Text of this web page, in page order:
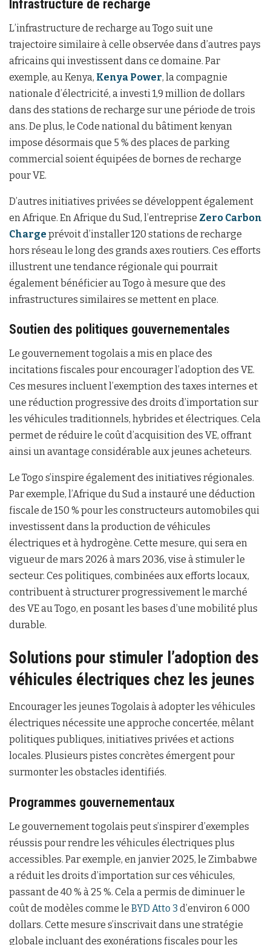
Infrastructure de recharge
L’infrastructure de recharge au Togo suit une
trajectoire similaire à celle observée dans d’autres pays
africains qui investissent dans ce domaine. Par
exemple, au Kenya, Kenya Power, la compagnie
nationale d’électricité, a investi 1,9 million de dollars
dans des stations de recharge sur une période de trois
ans. De plus, le Code national du bâtiment kenyan
impose désormais que 5 % des places de parking
commercial soient équipées de bornes de recharge
pour VE.
D’autres initiatives privées se développent également
en Afrique. En Afrique du Sud, l’entreprise Zero Carbon
Charge prévoit d’installer 120 stations de recharge
hors réseau le long des grands axes routiers. Ces efforts
illustrent une tendance régionale qui pourrait
également bénéficier au Togo à mesure que des
infrastructures similaires se mettent en place.
Soutien des politiques gouvernementales
Le gouvernement togolais a mis en place des
incitations fiscales pour encourager l’adoption des VE.
Ces mesures incluent l’exemption des taxes internes et
une réduction progressive des droits d’importation sur
les véhicules traditionnels, hybrides et électriques. Cela
permet de réduire le coût d’acquisition des VE, offrant
ainsi un avantage considérable aux jeunes acheteurs.
Le Togo s’inspire également des initiatives régionales.
Par exemple, l’Afrique du Sud a instauré une déduction
fiscale de 150 % pour les constructeurs automobiles qui
investissent dans la production de véhicules
électriques et à hydrogène. Cette mesure, qui sera en
vigueur de mars 2026 à mars 2036, vise à stimuler le
secteur. Ces politiques, combinées aux efforts locaux,
contribuent à structurer progressivement le marché
des VE au Togo, en posant les bases d’une mobilité plus
durable.
Solutions pour stimuler l’adoption des
véhicules électriques chez les jeunes
Encourager les jeunes Togolais à adopter les véhicules
électriques nécessite une approche concertée, mêlant
politiques publiques, initiatives privées et actions
locales. Plusieurs pistes concrètes émergent pour
surmonter les obstacles identifiés.
Programmes gouvernementaux
Le gouvernement togolais peut s’inspirer d’exemples
réussis pour rendre les véhicules électriques plus
accessibles. Par exemple, en janvier 2025, le Zimbabwe
a réduit les droits d’importation sur ces véhicules,
passant de 40 % à 25 %. Cela a permis de diminuer le
coût de modèles comme le BYD Atto 3 d’environ 6 000
dollars. Cette mesure s’inscrivait dans une stratégie
globale incluant des exonérations fiscales pour les